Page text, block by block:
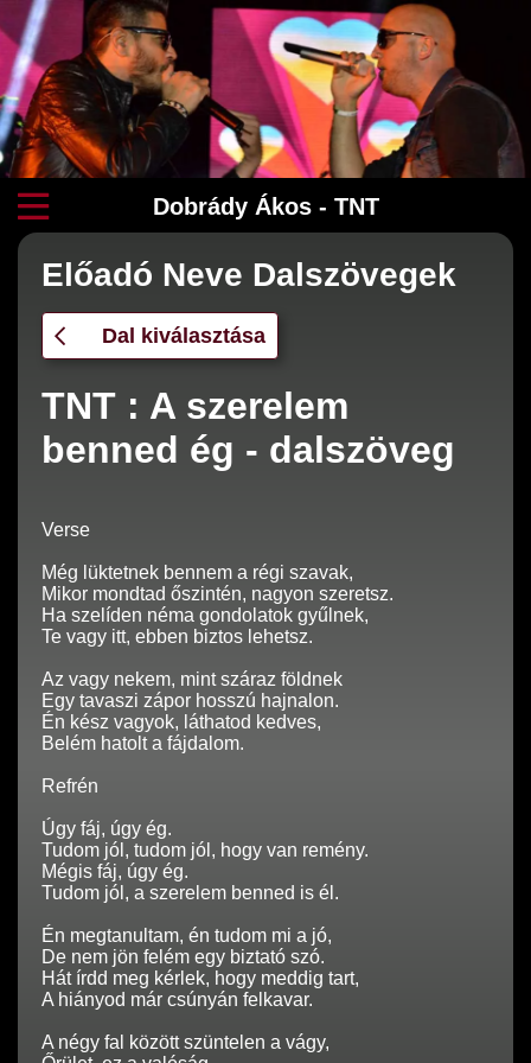
Dobrády Ákos - TNT
Előadó Neve Dalszövegek
Dal kiválasztása
TNT : A szerelem
benned ég - dalszöveg
Verse
Még lüktetnek bennem a régi szavak,
Mikor mondtad őszintén, nagyon szeretsz.
Ha szelíden néma gondolatok gyűlnek,
Te vagy itt, ebben biztos lehetsz.
Az vagy nekem, mint száraz földnek
Egy tavaszi zápor hosszú hajnalon.
Én kész vagyok, láthatod kedves,
Belém hatolt a fájdalom.
Refrén
Úgy fáj, úgy ég.
Tudom jól, tudom jól, hogy van remény.
Mégis fáj, úgy ég.
Tudom jól, a szerelem benned is él.
Én megtanultam, én tudom mi a jó,
De nem jön felém egy biztató szó.
Hát írdd meg kérlek, hogy meddig tart,
A hiányod már csúnyán felkavar.
A négy fal között szüntelen a vágy,